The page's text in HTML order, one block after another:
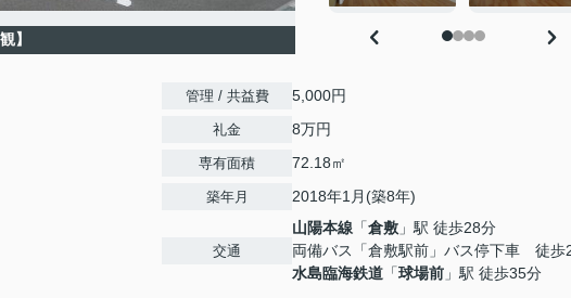
】
管理 / 共益費 5,000円
礼金 8万円
専有面積 72.18㎡
築年月 2018年1月(築8年)
交通
山陽本線 「倉敷 」駅 徒歩28分
両備バス「倉敷駅前」バス停下車 徒歩
水島臨海鉄道 「球場前 」駅 徒歩35分